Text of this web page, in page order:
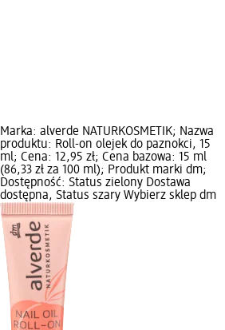
Marka: alverde NATURKOSMETIK; Nazwa
produktu: Roll-on olejek do paznokci, 15
ml; Cena: 12,95 zł; Cena bazowa: 15 ml
(86,33 zł za 100 ml); Produkt marki dm;
Dostępność: Status zielony Dostawa
dostępna, Status szary Wybierz sklep dm